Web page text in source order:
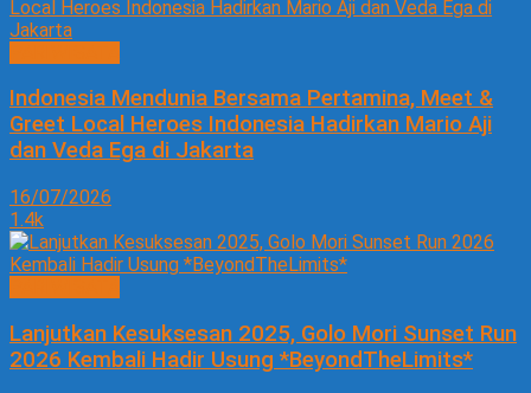
Indonesia Mendunia Bersama Pertamina, Meet &
Greet Local Heroes Indonesia Hadirkan Mario Aji
dan Veda Ega di Jakarta
16/07/2026
1.4k
Lanjutkan Kesuksesan 2025, Golo Mori Sunset Run
2026 Kembali Hadir Usung *BeyondTheLimits*